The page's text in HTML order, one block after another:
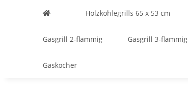
Holzkohlegrills 65 x 53 cm
Gasgrill 2-flammig Gasgrill 3-flammig
Gaskocher